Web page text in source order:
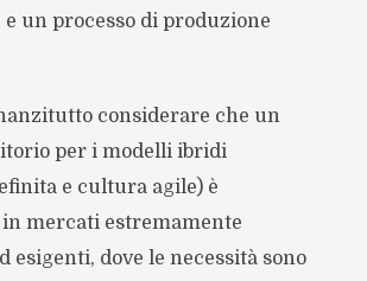
un processo di produzione
considerare che un
per i modelli ibridi
e cultura agile) è
mercati estremamente
esigenti, dove le necessità sono